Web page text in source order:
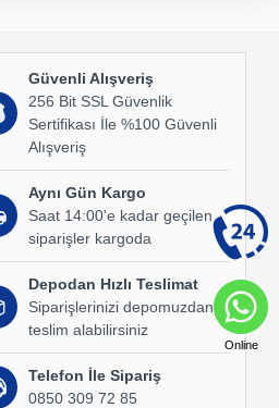
Güvenli Alışveriş
256 Bit SSL Güvenlik
Sertifikası İle %100 Güvenli
Alışveriş
Aynı Gün Kargo
Saat 14:00'e kadar geçilen
siparişler kargoda
Depodan Hızlı Teslimat
Siparişlerinizi depomuzdan
teslim alabilirsiniz
Telefon İle Sipariş
0850 309 72 85
Online